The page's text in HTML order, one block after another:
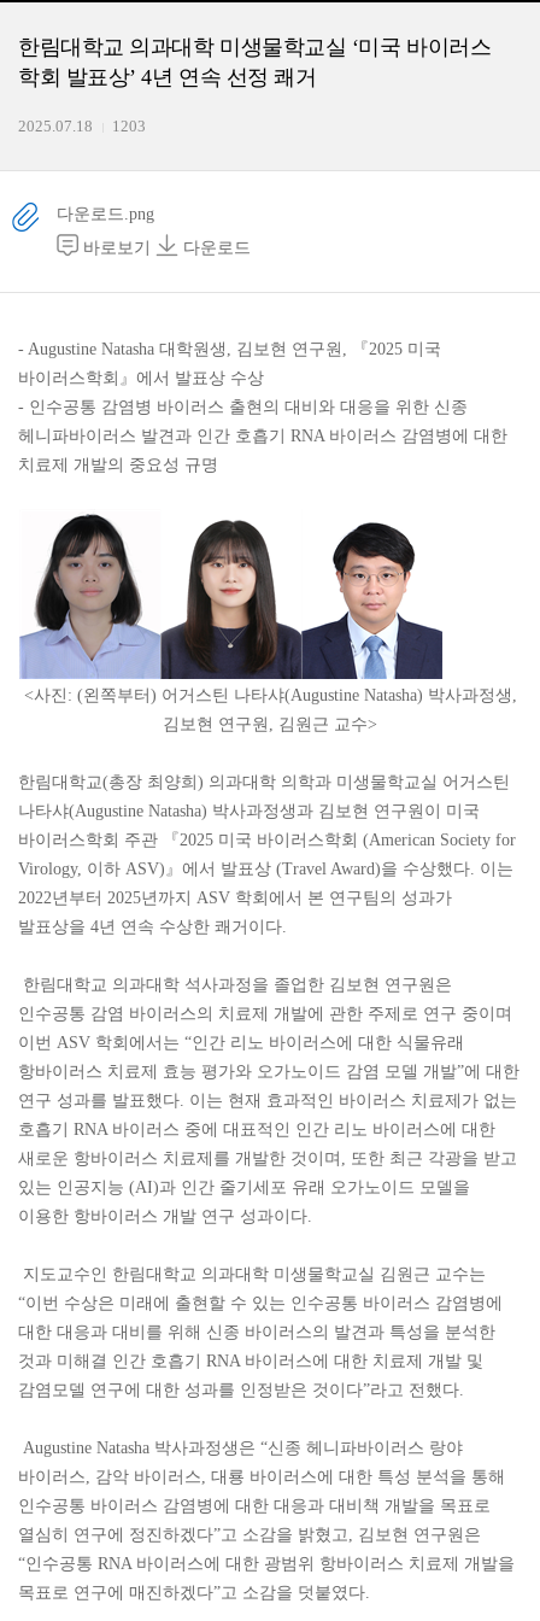
한림대학교 의과대학 미생물학교실 ‘미국 바이러스
학회 발표상’ 4년 연속 선정 쾌거
2025.07.18 1203
다운로드.png
바로보기
다운로드
- Augustine Natasha 대학원생, 김보현 연구원, 『2025 미국
바이러스학회』에서 발표상 수상
- 인수공통 감염병 바이러스 출현의 대비와 대응을 위한 신종
헤니파바이러스 발견과 인간 호흡기 RNA 바이러스 감염병에 대한
치료제 개발의 중요성 규명
<사진: (왼쪽부터) 어거스틴 나타샤(Augustine Natasha) 박사과정생,
김보현 연구원, 김원근 교수>
한림대학교(총장 최양희) 의과대학 의학과 미생물학교실 어거스틴
나타샤(Augustine Natasha) 박사과정생과 김보현 연구원이 미국
바이러스학회 주관 『2025 미국 바이러스학회 (American Society for
Virology, 이하 ASV)』에서 발표상 (Travel Award)을 수상했다. 이는
2022년부터 2025년까지 ASV 학회에서 본 연구팀의 성과가
발표상을 4년 연속 수상한 쾌거이다.
한림대학교 의과대학 석사과정을 졸업한 김보현 연구원은
인수공통 감염 바이러스의 치료제 개발에 관한 주제로 연구 중이며
이번 ASV 학회에서는 “인간 리노 바이러스에 대한 식물유래
항바이러스 치료제 효능 평가와 오가노이드 감염 모델 개발”에 대한
연구 성과를 발표했다. 이는 현재 효과적인 바이러스 치료제가 없는
호흡기 RNA 바이러스 중에 대표적인 인간 리노 바이러스에 대한
새로운 항바이러스 치료제를 개발한 것이며, 또한 최근 각광을 받고
있는 인공지능 (AI)과 인간 줄기세포 유래 오가노이드 모델을
이용한 항바이러스 개발 연구 성과이다.
지도교수인 한림대학교 의과대학 미생물학교실 김원근 교수는
“이번 수상은 미래에 출현할 수 있는 인수공통 바이러스 감염병에
대한 대응과 대비를 위해 신종 바이러스의 발견과 특성을 분석한
것과 미해결 인간 호흡기 RNA 바이러스에 대한 치료제 개발 및
감염모델 연구에 대한 성과를 인정받은 것이다”라고 전했다.
Augustine Natasha 박사과정생은 “신종 헤니파바이러스 랑야
바이러스, 감악 바이러스, 대룡 바이러스에 대한 특성 분석을 통해
인수공통 바이러스 감염병에 대한 대응과 대비책 개발을 목표로
열심히 연구에 정진하겠다”고 소감을 밝혔고, 김보현 연구원은
“인수공통 RNA 바이러스에 대한 광범위 항바이러스 치료제 개발을
목표로 연구에 매진하겠다”고 소감을 덧붙였다.